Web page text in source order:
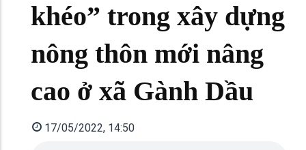
khéo” trong xây dựng
nông thôn mới nâng
cao ở xã Gành Dầu
17/05/2022, 14:50